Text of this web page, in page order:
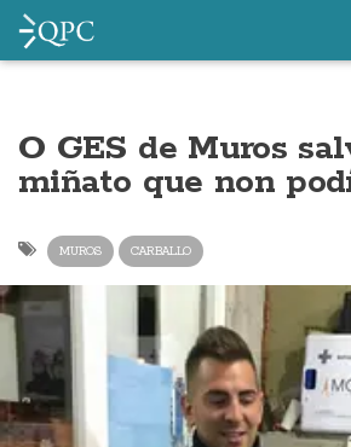
O GES de Muros
miñato que non
MUROS CARBALLO